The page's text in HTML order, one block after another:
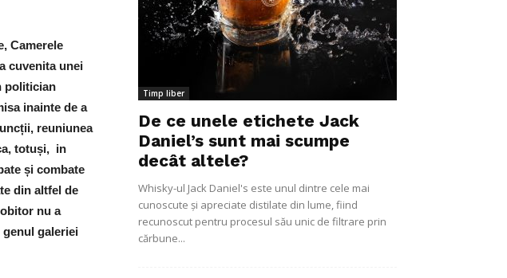
Camerele
cuvenita unei
politician
inainte de a
reuniunea
totuși, in
și combate
din altfel de
nu a
genul galeriei
Timp liber
De ce unele etichete Jack
Daniel’s sunt mai scumpe
decât altele?
Whisky-ul Jack Daniel's este unul dintre cele mai
cunoscute și apreciate distilate din lume, fiind
recunoscut pentru procesul său unic de filtrare prin
cărbune...